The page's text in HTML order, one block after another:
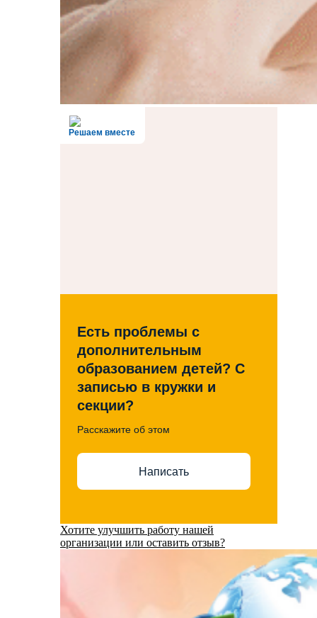
Решаем вместе
Есть проблемы с
дополнительным
образованием детей? С
записью в кружки и
секции?
Расскажите об этом
Написать
Хотите улучшить работу нашей
организации или оставить отзыв?